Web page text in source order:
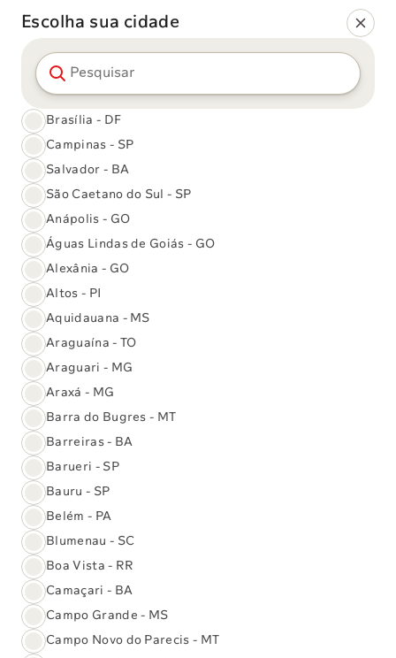
Perguntas frequentes
Qual é sua dúvida?
Tópicos que podem te ajudar:
Todas as
dúvidas
Dúvidas mais
Gerais
Como faço para ser atendido na Unidade
Digital?
Posso agendar exames e vacinas on-line?
Trajes
Escolha sua cidade
Pesquisar cidade
Brasília - DF
Campinas - SP
Salvador - BA
São Caetano do Sul - SP
Anápolis - GO
Águas Lindas de Goiás - GO
Alexânia - GO
Altos - PI
Aquidauana - MS
Araguaína - TO
Araguari - MG
Araxá - MG
Barra do Bugres - MT
Barreiras - BA
Barueri - SP
Bauru - SP
Belém - PA
Blumenau - SC
Boa Vista - RR
Camaçari - BA
Campo Grande - MS
Campo Novo do Parecis - MT